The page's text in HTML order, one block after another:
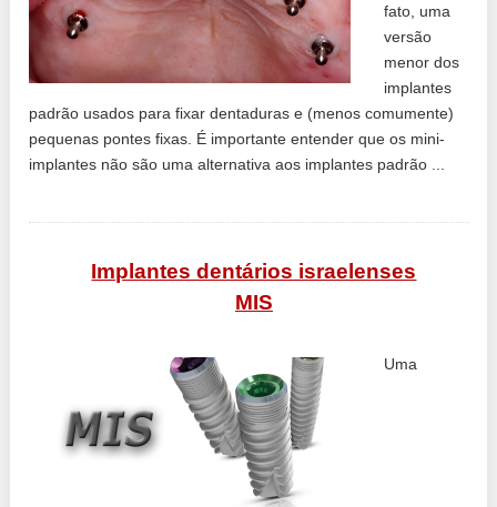
fato, uma
versão
menor dos
implantes
padrão usados ​​para fixar dentaduras e (menos comumente)
pequenas pontes fixas. É importante entender que os mini-
implantes não são uma alternativa aos implantes padrão ...
Implantes dentários israelenses
MIS
Uma